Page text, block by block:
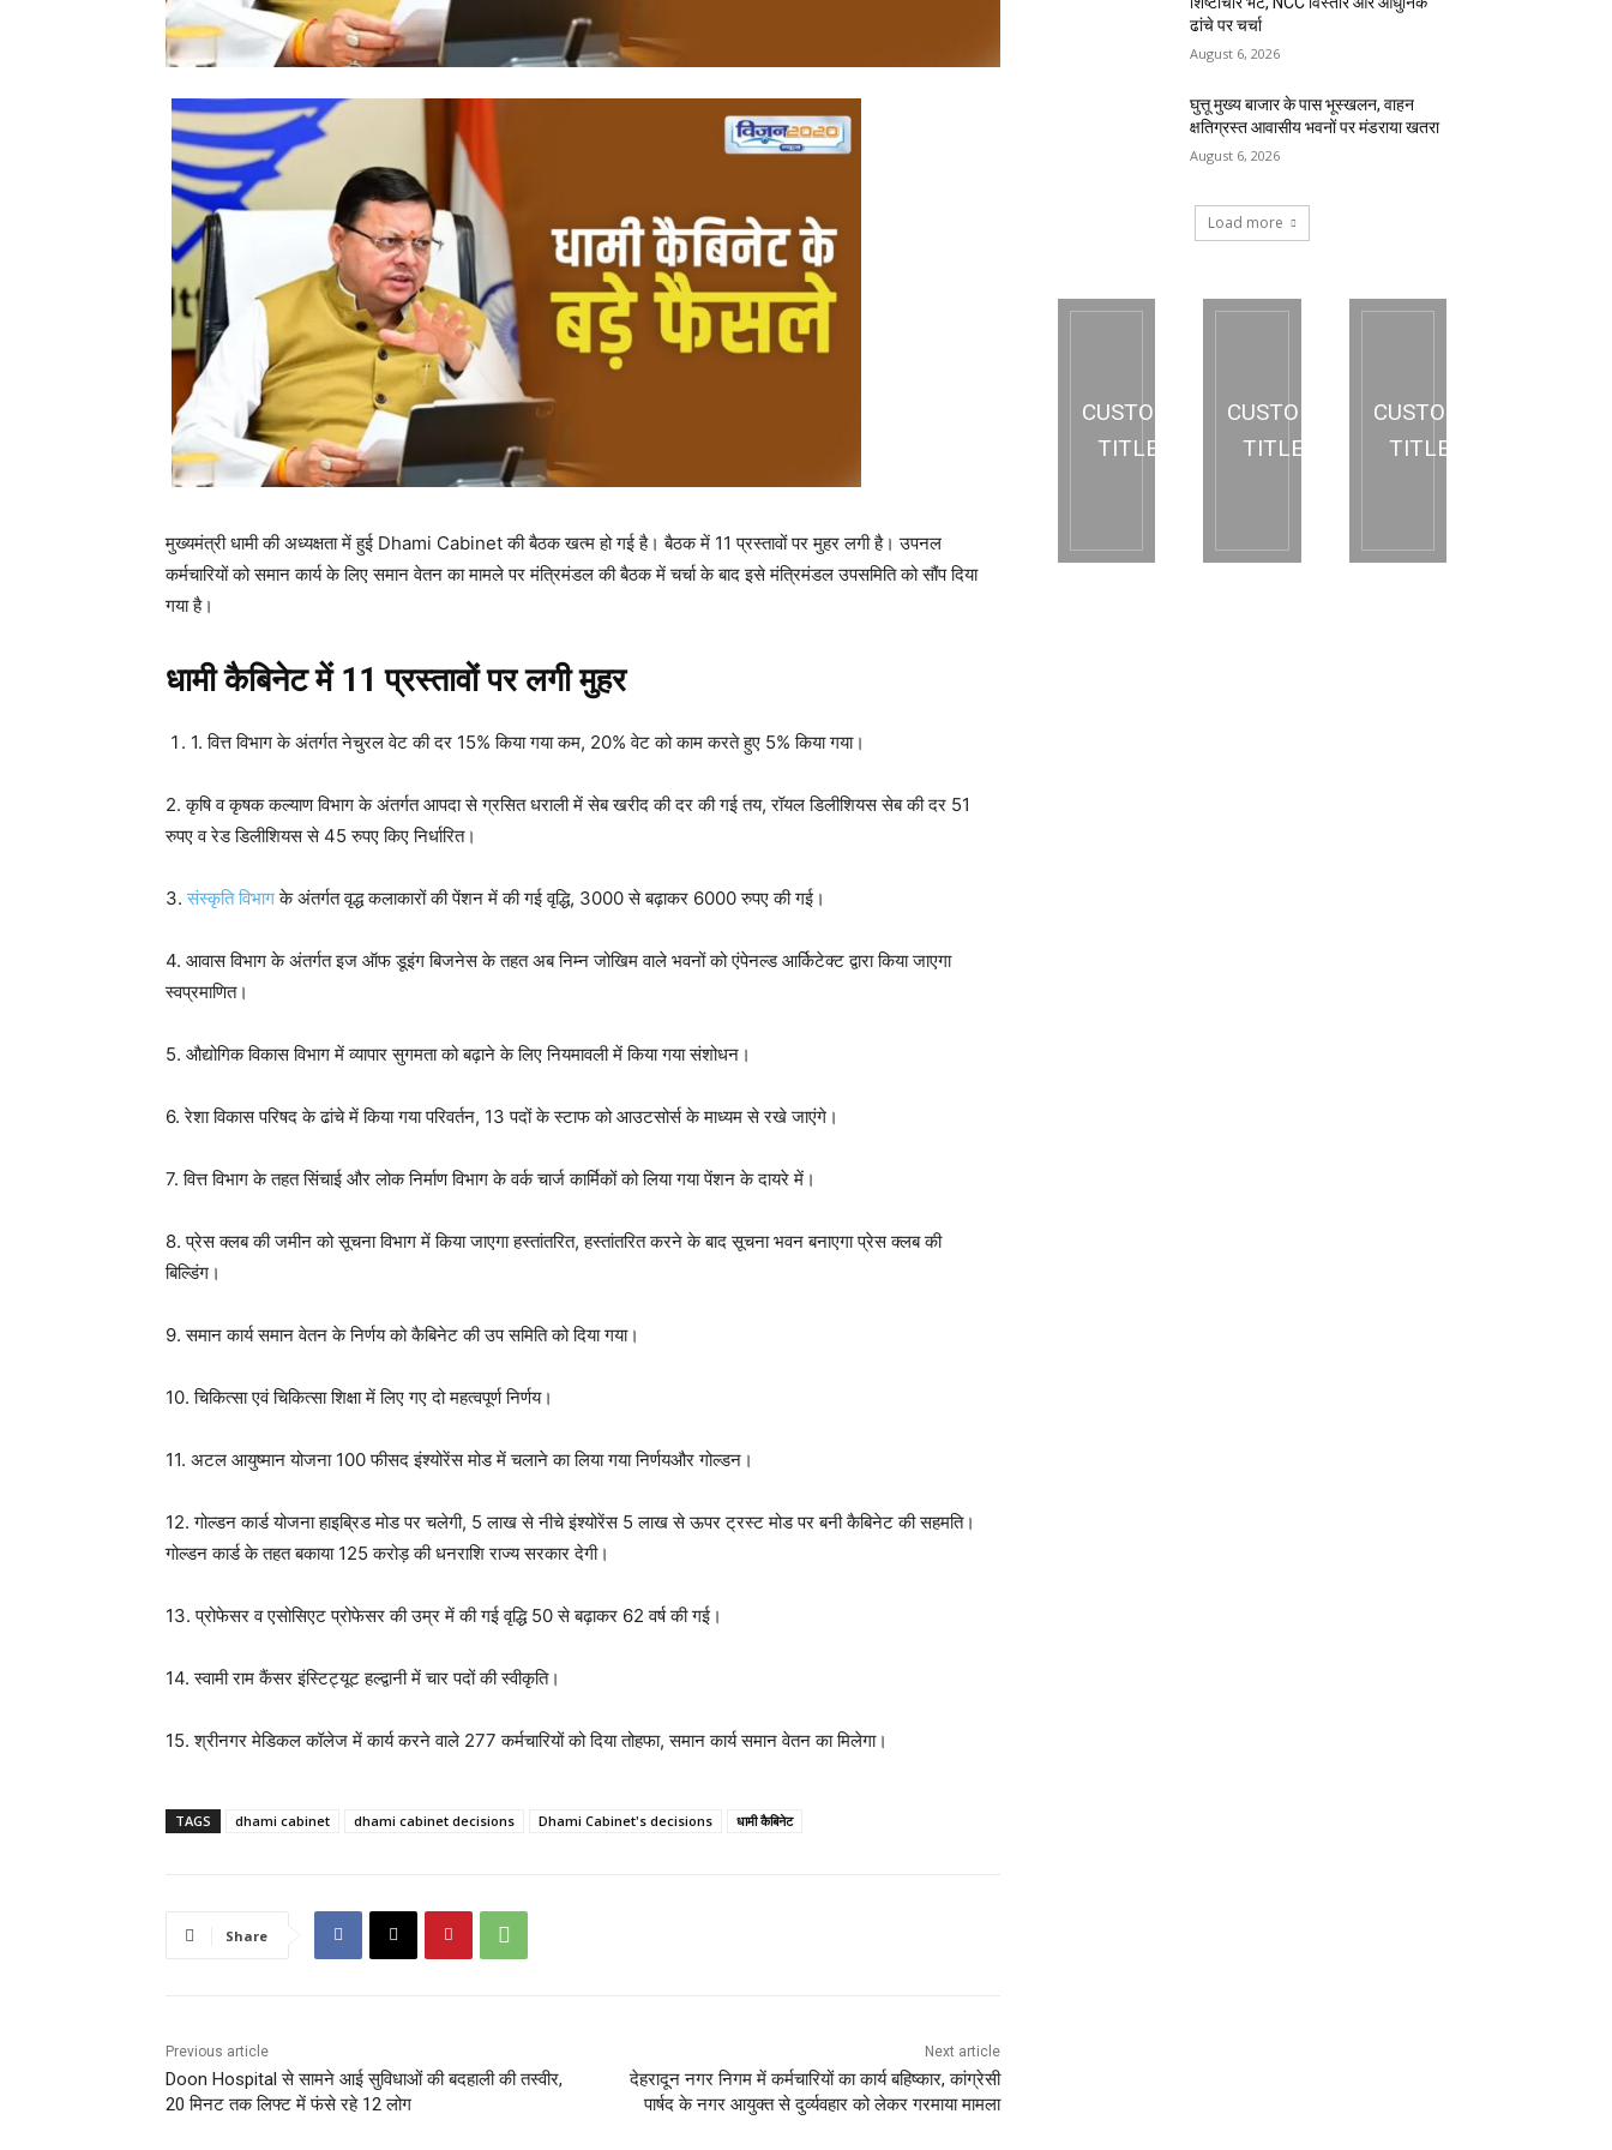
मुख्यमंत्री धामी की अध्यक्षता में हुई Dhami Cabinet की बैठक खत्म हो गई है। बैठक में 11 प्रस्तावों पर मुहर लगी है। उपनल
कर्मचारियों को समान कार्य के लिए समान वेतन का मामले पर मंत्रिमंडल की बैठक में चर्चा के बाद इसे मंत्रिमंडल उपसमिति को सौंप दिया
गया है।
धामी कैबिनेट में 11 प्रस्तावों पर लगी मुहर
1. वित्त विभाग के अंतर्गत नेचुरल वेट की दर 15% किया गया कम, 20% वेट को काम करते हुए 5% किया गया।
2. कृषि व कृषक कल्याण विभाग के अंतर्गत आपदा से ग्रसित धराली में सेब खरीद की दर की गई तय, रॉयल डिलीशियस सेब की दर 51
रुपए व रेड डिलीशियस से 45 रुपए किए निर्धारित।
3. संस्कृति विभागके अंतर्गत वृद्ध कलाकारों की पेंशन में की गई वृद्धि, 3000 से बढ़ाकर 6000 रुपए की गई।
4. आवास विभाग के अंतर्गत इज ऑफ डूइंग बिजनेस के तहत अब निम्न जोखिम वाले भवनों को एंपेनल्ड आर्किटेक्ट द्वारा किया जाएगा
स्वप्रमाणित।
5. औद्योगिक विकास विभाग में व्यापार सुगमता को बढ़ाने के लिए नियमावली में किया गया संशोधन।
6. रेशा विकास परिषद के ढांचे में किया गया परिवर्तन, 13 पदों के स्टाफ को आउटसोर्स के माध्यम से रखे जाएंगे।
7. वित्त विभाग के तहत सिंचाई और लोक निर्माण विभाग के वर्क चार्ज कार्मिकों को लिया गया पेंशन के दायरे में।
8. प्रेस क्लब की जमीन को सूचना विभाग में किया जाएगा हस्तांतरित, हस्तांतरित करने के बाद सूचना भवन बनाएगा प्रेस क्लब की
बिल्डिंग।
9. समान कार्य समान वेतन के निर्णय को कैबिनेट की उप समिति को दिया गया।
10. चिकित्सा एवं चिकित्सा शिक्षा में लिए गए दो महत्वपूर्ण निर्णय।
11. अटल आयुष्मान योजना 100 फीसद इंश्योरेंस मोड में चलाने का लिया गया निर्णयऔर गोल्डन।
12. गोल्डन कार्ड योजना हाइब्रिड मोड पर चलेगी, 5 लाख से नीचे इंश्योरेंस 5 लाख से ऊपर ट्रस्ट मोड पर बनी कैबिनेट की सहमति।
गोल्डन कार्ड के तहत बकाया 125 करोड़ की धनराशि राज्य सरकार देगी।
13. प्रोफेसर व एसोसिएट प्रोफेसर की उम्र में की गई वृद्धि 50 से बढ़ाकर 62 वर्ष की गई।
14. स्वामी राम कैंसर इंस्टिट्यूट हल्द्वानी में चार पदों की स्वीकृति।
15. श्रीनगर मेडिकल कॉलेज में कार्य करने वाले 277 कर्मचारियों को दिया तोहफा, समान कार्य समान वेतन का मिलेगा।
TAGS dhami cabinet dhami cabinet decisions Dhami Cabinet's decisions धामी कैबिनेट
Share
Previous article
Doon Hospital से सामने आई सुविधाओं की बदहाली की तस्वीर,
20 मिनट तक लिफ्ट में फंसे रहे 12 लोग
Next article
देहरादून नगर निगम में कर्मचारियों का कार्य बहिष्कार, कांग्रेसी
पार्षद के नगर आयुक्त से दुर्व्यवहार को लेकर गरमाया मामला
ढांचे पर चर्चा
August 6, 2026
घुत्तू मुख्य बाजार के पास भूस्खलन, वाहन
क्षतिग्रस्त आवासीय भवनों पर मंडराया खतरा
August 6, 2026
Load more
CUSTOM
TITLE
CUSTOM
TITLE
CUSTOM
TITLE